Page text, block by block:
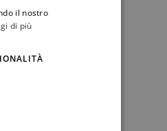
il nostro
di più